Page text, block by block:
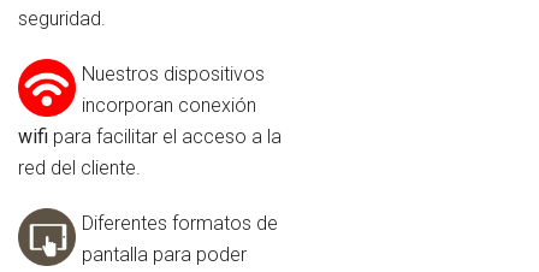
seguridad.
Nuestros dispositivos
incorporan conexión
wifi para facilitar el acceso a la
red del cliente.
Diferentes formatos de
pantalla para poder